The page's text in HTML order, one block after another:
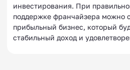
инвестирования. При
поддержке франчайзера можно
прибыльный бизнес, который
стабильный доход и